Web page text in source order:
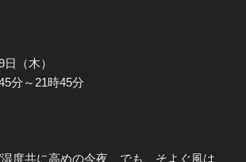
（木）
～21時45分
共に高めの今夜、でも、そよぐ風は